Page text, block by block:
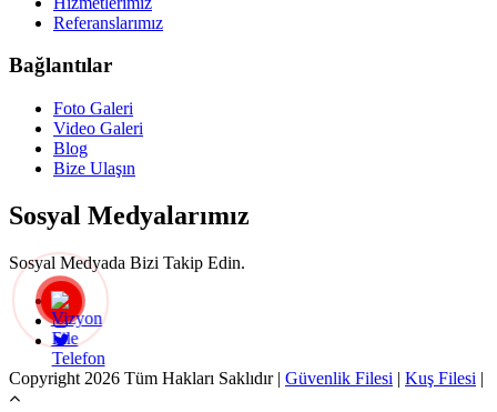
Referanslarımız
Bağlantılar
Foto Galeri
Video Galeri
Blog
Bize Ulaşın
Sosyal Medyalarımız
Sosyal Medyada Bizi Takip Edin.
Copyright 2026 Tüm Hakları Saklıdır | Güvenlik Filesi | Kuş Filesi |